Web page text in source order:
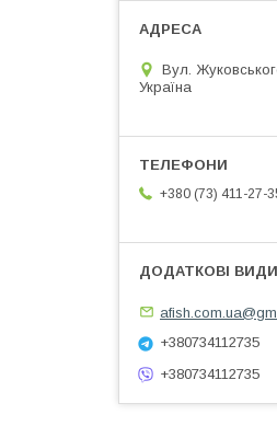
Вул.
Україна
+380 (73) 411-27-
+380734112735
+380734112735